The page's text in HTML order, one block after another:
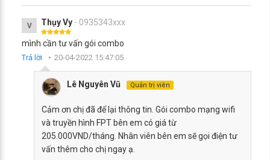
V Thụy Vy - 0935343xxx
mình cần tư vấn gói combo
Trả lời 20-04-2022 15:47:05
Lê Nguyên Vũ Quản trị viên
Cảm ơn chị đã để lại thông tin. Gói combo mạng wifi
và truyền hình FPT bên em có giá từ
205.000VND/tháng. Nhân viên bên em sẽ gọi điện tư
vấn thêm cho chị ngay ạ.